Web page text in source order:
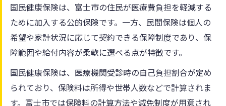
国民健康保険は、富士市の住民が医療費負担を軽減する
ために加入する公的保険です。一方、民間保険は個人の
希望や家計状況に応じて契約できる保障制度であり、保
障範囲や給付内容が柔軟に選べる点が特徴です。
国民健康保険は、医療機関受診時の自己負担割合が定め
られており、保険料は所得や世帯人数などで計算されま
す。富士市では保険料の計算方法や減免制度が用意され